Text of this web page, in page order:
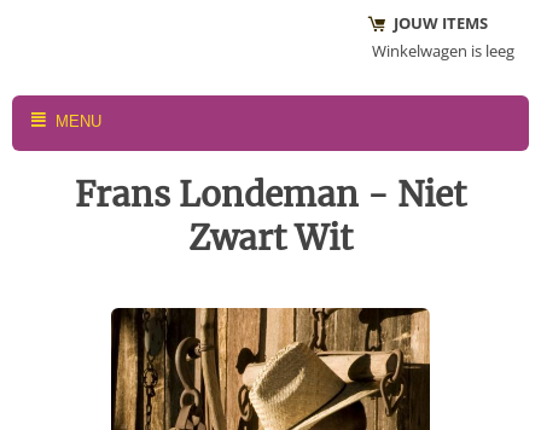
JOUW ITEMS
Winkelwagen is leeg
MENU
Frans Londeman - Niet
Zwart Wit